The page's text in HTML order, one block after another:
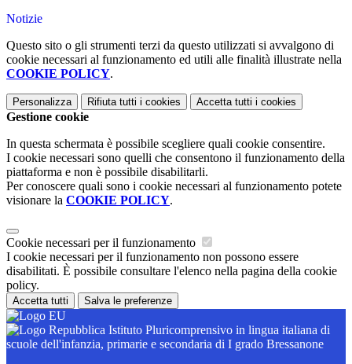
Notizie
Questo sito o gli strumenti terzi da questo utilizzati si avvalgono di
cookie necessari al funzionamento ed utili alle finalità illustrate nella
COOKIE POLICY.
Personalizza Rifiuta tutti i cookies Accetta tutti i cookies
Gestione cookie
In questa schermata è possibile scegliere quali cookie consentire.
I cookie necessari sono quelli che consentono il funzionamento della
piattaforma e non è possibile disabilitarli.
Per conoscere quali sono i cookie necessari al funzionamento potete
visionare la COOKIE POLICY.
Cookie necessari per il funzionamento
I cookie necessari per il funzionamento non possono essere
disabilitati. È possibile consultare l'elenco nella pagina della cookie
policy.
Accetta tutti Salva le preferenze
Istituto Pluricomprensivo in lingua italiana di
scuole dell'infanzia, primarie e secondaria di I grado Bressanone